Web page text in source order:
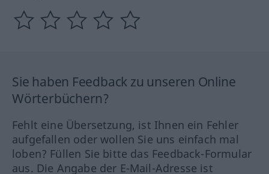
Sie haben Feedback zu unseren Online
Wörterbüchern?
Fehlt eine Übersetzung, ist Ihnen ein Fehler
aufgefallen oder wollen Sie uns einfach mal
loben? Füllen Sie bitte das Feedback-Formular
aus. Die Angabe der E-Mail-Adresse ist